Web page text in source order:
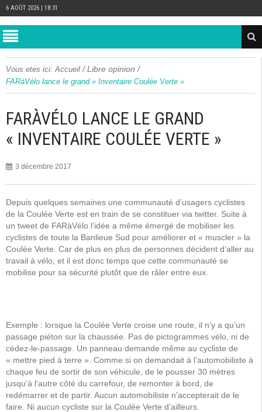
6 AOÛT 2026 | 18:31
Vous etes ici: Accueil /Libre opinion /
FARàVélo lance le grand « Inventaire Coulée Verte »
FARÀVÉLO LANCE LE GRAND
« INVENTAIRE COULÉE VERTE »
3 décembre 2017
Depuis quelques semaines une communauté d’usagers cyclistes
de la Coulée Verte est en train de se constituer via twitter. Suite à
un tweet de FARàVélo l’idée a même émergé de mobiliser les
cyclistes de toute la Banlieue Sud pour améliorer et « muscler » la
Coulée Verte. Car de plus en plus de personnes décident d’aller au
travail à vélo, et il est donc temps que cette communauté se
mobilise pour sa sécurité plutôt que de râler entre eux.
Exemple : lorsque la Coulée Verte croise une route, il n’y a qu’un
passage piéton sur la chaussée. Pas de pictogrammes vélo, ni de
cédez-le-passage. Un panneau demande même au cycliste de
« mettre pied à terre ». Comme si on demandait à l’automobiliste à
chaque feu de sortir de son véhicule, de le pousser 30 mètres
jusqu’à l’autre côté du carrefour, de remonter à bord, de
redémarrer et de partir. Aucun automobiliste n’accepterait de le
faire. Ni aucun cycliste sur la Coulée Verte d’ailleurs.